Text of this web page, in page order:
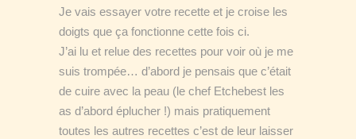
Je vais essayer votre recette et je croise les
doigts que ça fonctionne cette fois ci.
J’ai lu et relue des recettes pour voir où je me
suis trompée… d’abord je pensais que c’était
de cuire avec la peau (le chef Etchebest les
as d’abord éplucher !) mais pratiquement
toutes les autres recettes c’est de leur laisser